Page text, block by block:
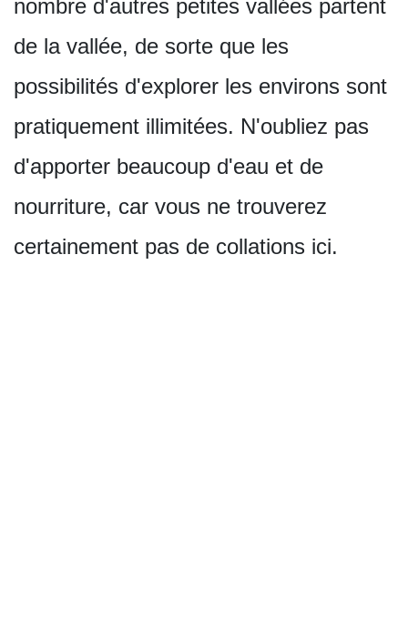
nombre d'autres petites vallées partent
de la vallée, de sorte que les
possibilités d'explorer les environs sont
pratiquement illimitées. N'oubliez pas
d'apporter beaucoup d'eau et de
nourriture, car vous ne trouverez
certainement pas de collations ici.